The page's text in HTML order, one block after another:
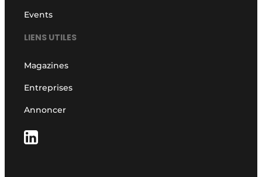
Events
LIENS UTILES
Magazines
Entreprises
Annoncer